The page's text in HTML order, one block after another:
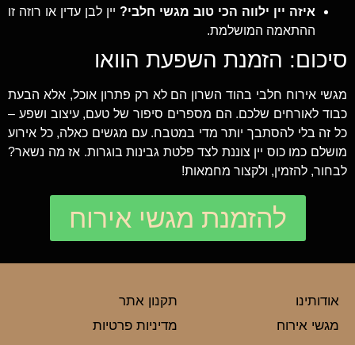
איזה יין ילווה הכי טוב מגשי חלבי? יין לבן עדין או רוזה זו
ההתאמה המושלמת.
סיכום: הזמנת השפעת הוואו
מגשי אירוח חלבי בהוד השרון הם לא רק פתרון אוכל, אלא הבעת
כבוד לאורחים שלכם. הם מספרים סיפור של טעם, עיצוב ושפע –
כל זה בלי להסתבך יותר מדי במטבח. עם מגשים כאלה, כל אירוע
מושלם כמו כוס יין צוננת לצד פלטת גבינות בוגרות. אז מה נשאר?
לבחור, להזמין, ולקצור מחמאות!
להזמנת מגשי אירוח
אודותינו
מגשי אירוח
תקנון אתר
מדיניות פרטיות